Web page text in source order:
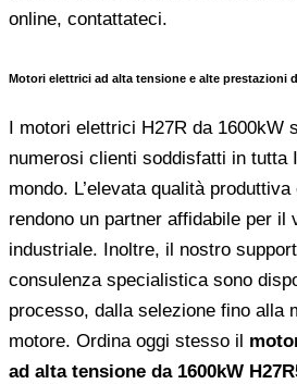
online, contattateci.
Motori elettrici ad alta tensione e alte prestazioni
I motori elettrici H27R da 1600kW
numerosi clienti soddisfatti in tutta
mondo. L’elevata qualità
rendono un partner affidabile per il
industriale. Inoltre, il nostro
consulenza specialistica sono
processo, dalla selezione fino alla
motore. Ordina oggi stesso il
ad alta tensione da 1600kW